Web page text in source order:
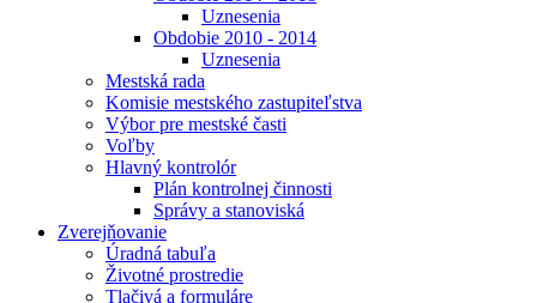
Uznesenia
Obdobie 2010 - 2014
Uznesenia
Mestská rada
Komisie mestského zastupiteľstva
Výbor pre mestské časti
Voľby
Hlavný kontrolór
Plán kontrolnej činnosti
Správy a stanoviská
Zverejňovanie
Úradná tabuľa
Životné prostredie
Tlačivá a formuláre